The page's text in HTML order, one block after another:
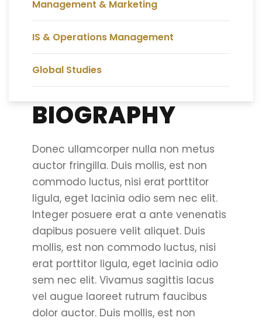
Management & Marketing
IS & Operations Management
Global Studies
BIOGRAPHY
Donec ullamcorper nulla non metus
auctor fringilla. Duis mollis, est non
commodo luctus, nisi erat porttitor
ligula, eget lacinia odio sem nec elit.
Integer posuere erat a ante venenatis
dapibus posuere velit aliquet. Duis
mollis, est non commodo luctus, nisi
erat porttitor ligula, eget lacinia odio
sem nec elit. Vivamus sagittis lacus
vel augue laoreet rutrum faucibus
dolor auctor. Duis mollis, est non